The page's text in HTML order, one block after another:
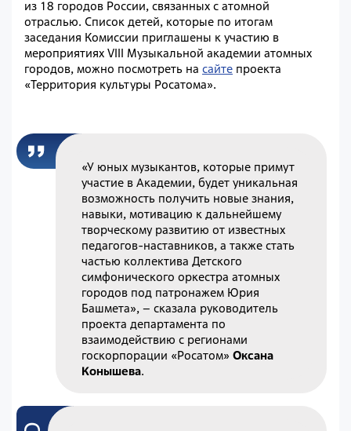
из 18 городов России, связанных с атомной
отраслью. Список детей, которые по итогам
заседания Комиссии приглашены к участию в
мероприятиях VIII Музыкальной академии атомных
городов, можно посмотреть на сайте проекта
«Территория культуры Росатома».
«У юных музыкантов, которые примут
участие в Академии, будет уникальная
возможность получить новые знания,
навыки, мотивацию к дальнейшему
творческому развитию от известных
педагогов-наставников, а также стать
частью коллектива Детского
симфонического оркестра атомных
городов под патронажем Юрия
Башмета», – сказала руководитель
проекта департамента по
взаимодействию с регионами
госкорпорации «Росатом»Оксана
Конышева.